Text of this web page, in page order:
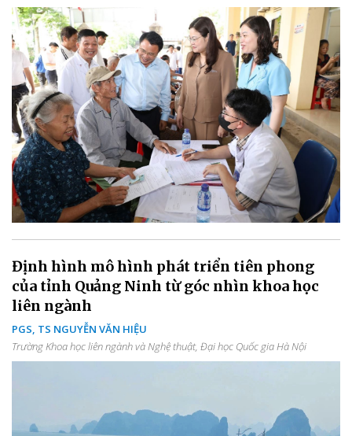
Định hình mô hình phát triển tiên phong
của tỉnh Quảng Ninh từ góc nhìn khoa học
liên ngành
PGS, TS NGUYỄN VĂN HIỆU
Trường Khoa học liên ngành và Nghệ thuật, Đại học Quốc gia Hà Nội